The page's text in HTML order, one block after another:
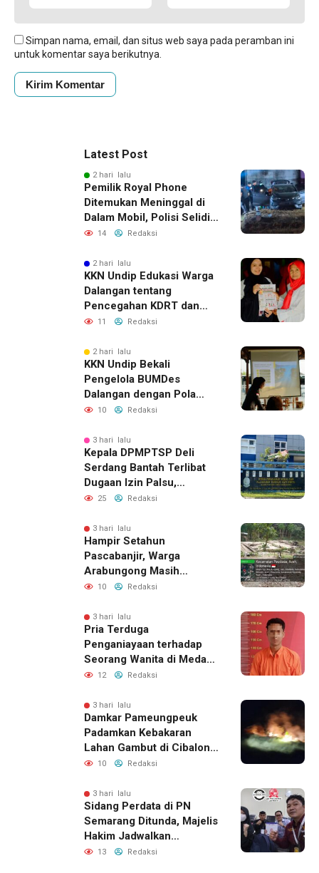
Simpan nama, email, dan situs web saya pada peramban ini
untuk komentar saya berikutnya.
Latest Post
2 hari lalu
Pemilik Royal Phone
Ditemukan Meninggal di
Dalam Mobil, Polisi Selidiki
Dugaan Keterkaitan
14 Redaksi
2 hari lalu
KKN Undip Edukasi Warga
Dalangan tentang
Pencegahan KDRT dan
Komunikasi Keluarga
11 Redaksi
2 hari lalu
KKN Undip Bekali
Pengelola BUMDes
Dalangan dengan Pola
Pikir Inovatif
10 Redaksi
3 hari lalu
Kepala DPMPTSP Deli
Serdang Bantah Terlibat
Dugaan Izin Palsu,
Tegaskan Proses
Jalur Resmi
25 Redaksi
3 hari lalu
Hampir Setahun
Pascabanjir, Warga
Arabungong Masih
Menunggu Bantuan
10 Redaksi
3 hari lalu
Pria Terduga
Penganiayaan terhadap
Seorang Wanita di Medan
Ditangkap Polisi
12 Redaksi
3 hari lalu
Damkar Pameungpeuk
Padamkan Kebakaran
Lahan Gambut di Cibalong,
Permukiman Warga
10 Redaksi
3 hari lalu
Sidang Perdata di PN
Semarang Ditunda, Majelis
Hakim Jadwalkan
Pemanggilan Ulang BPR
13 Redaksi